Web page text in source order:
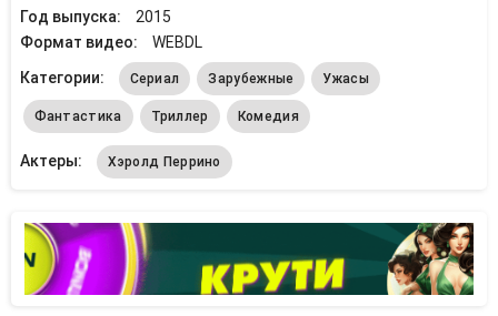
Год выпуска:
2015
Формат видео:
WEBDL
Категории:
Сериал Зарубежные Ужасы
Фантастика Триллер Комедия
Актеры: Хэролд Перрино